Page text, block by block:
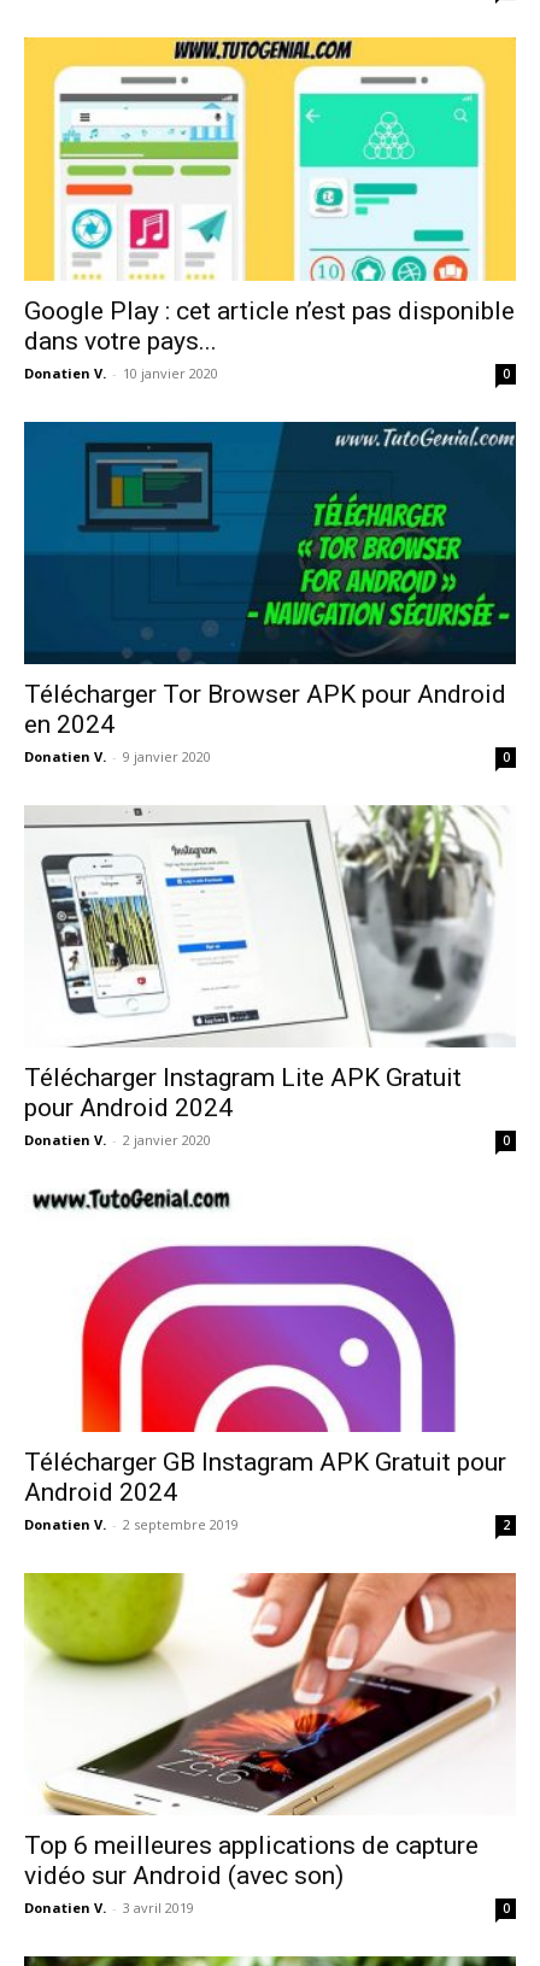
Google Play : cet article n’est pas disponible
dans votre pays...
Donatien V. - 10 janvier 2020 0
Télécharger Tor Browser APK pour Android
en 2024
Donatien V. - 9 janvier 2020 0
Télécharger Instagram Lite APK Gratuit
pour Android 2024
Donatien V. - 2 janvier 2020 0
Télécharger GB Instagram APK Gratuit pour
Android 2024
Donatien V. - 2 septembre 2019 2
Top 6 meilleures applications de capture
vidéo sur Android (avec son)
Donatien V. - 3 avril 2019 0